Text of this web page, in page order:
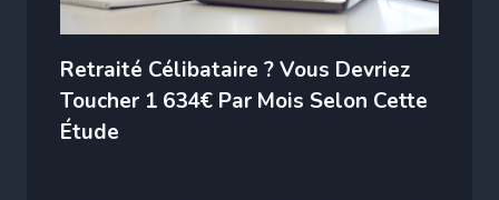
Retraité Célibataire ? Vous Devriez
Toucher 1 634€ Par Mois Selon Cette
Étude